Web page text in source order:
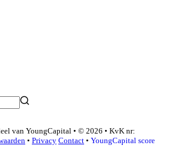
van YoungCapital • © 2026 • KvK nr:
• Privacy Contact • YoungCapital score